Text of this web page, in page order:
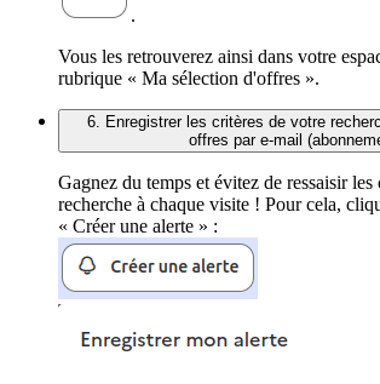
.
Vous les retrouverez ainsi dans votre
rubrique « Ma sélection d'offres ».
6. Enregistrer les critères de votre
offres par e-mail
Gagnez du temps et évitez de ressaisir les
recherche à chaque visite ! Pour cela,
« Créer une alerte » :